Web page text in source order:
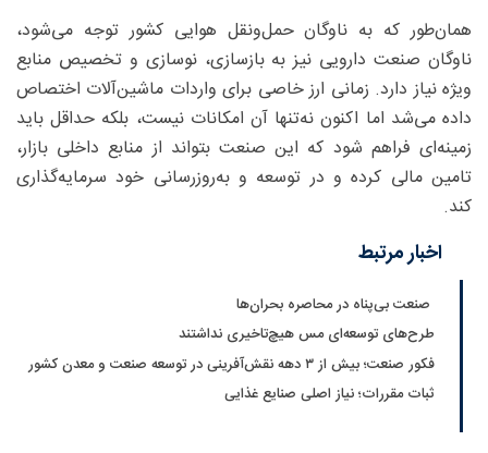
همان‌طور که به ناوگان حمل‌ونقل هوایی کشور توجه می‌شود،
ناوگان صنعت دارویی نیز به بازسازی، نوسازی و تخصیص منابع
ویژه نیاز دارد. زمانی ارز خاصی برای واردات ماشین‌آلات اختصاص
داده می‌شد اما اکنون نه‌تنها آن امکانات نیست، بلکه حداقل باید
زمینه‌ای فراهم شود که این صنعت بتواند از منابع داخلی بازار،
تامین مالی کرده و در توسعه و به‌روزرسانی خود سرمایه‌گذاری
کند.
اخبار مرتبط
صنعت بی‌پناه در محاصره بحران‌ها
طرح‌های توسعه‌ای مس هیچ‌تاخیری نداشتند
فکور صنعت؛ بیش از ۳ دهه نقش‌آفرینی در توسعه صنعت و معدن کشور
ثبات مقررات؛ نیاز اصلی صنایع غذایی